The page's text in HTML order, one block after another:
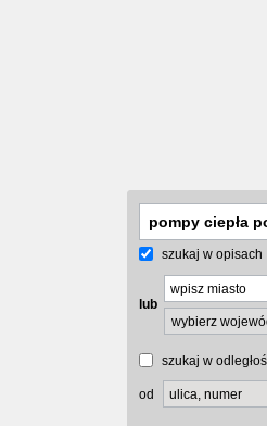
szukaj w opisach
lub
szukaj w
od